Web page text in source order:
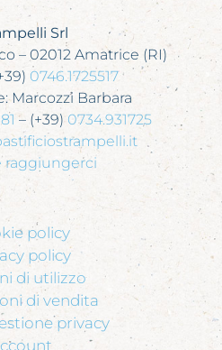
Srl
– 02012 Amatrice (RI)
0746.1725517
Marcozzi Barbara
– (+39) 0734.931725
raggiungerci
policy
policy
di utilizzo
di vendita
privacy